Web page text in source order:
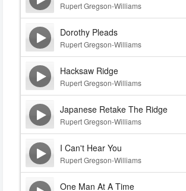
Rupert Gregson-Williams
Dorothy Pleads
Rupert Gregson-Williams
Hacksaw Ridge
Rupert Gregson-Williams
Japanese Retake The Ridge
Rupert Gregson-Williams
I Can't Hear You
Rupert Gregson-Williams
One Man At A Time